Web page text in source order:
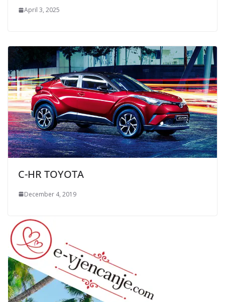
April 3, 2025
C-HR TOYOTA
December 4, 2019